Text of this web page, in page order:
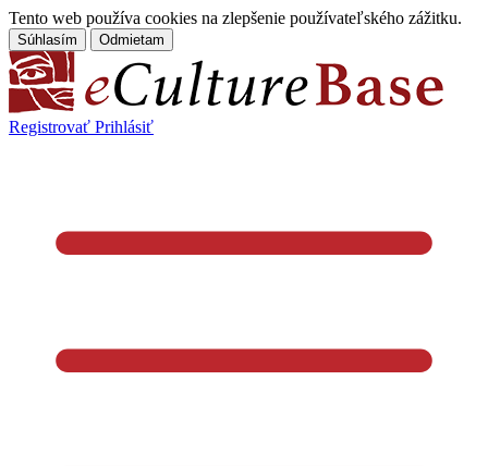
Tento web používa cookies na zlepšenie používateľského zážitku.
Súhlasím Odmietam
Registrovať Prihlásiť